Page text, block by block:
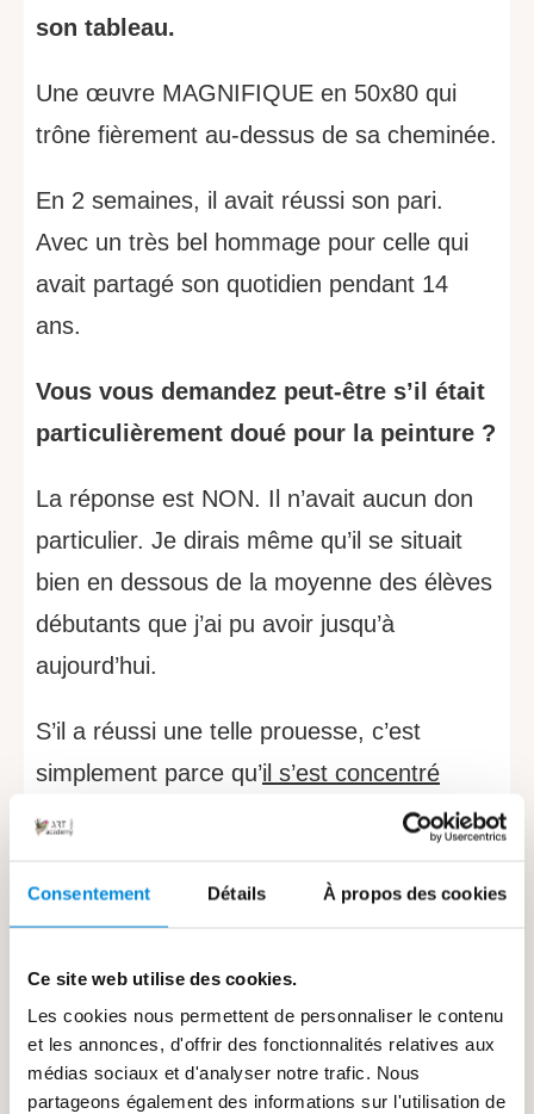
Consentement Détails À propos des cookies
Ce site web utilise des cookies.
Les cookies nous permettent de personnaliser le contenu
et les annonces, d'offrir des fonctionnalités relatives aux
médias sociaux et d'analyser notre trafic. Nous
partageons également des informations sur l'utilisation de
son tableau.
Une œuvre MAGNIFIQUE en 50x80 qui
trône fièrement au-dessus de sa cheminée.
En 2 semaines, il avait réussi son pari.
Avec un très bel hommage pour celle qui
avait partagé son quotidien pendant 14
ans.
Vous vous demandez peut-être s’il était
particulièrement doué pour la peinture ?
La réponse est NON. Il n’avait aucun don
particulier. Je dirais même qu’il se situait
bien en dessous de la moyenne des élèves
débutants que j’ai pu avoir jusqu’à
aujourd’hui.
S’il a réussi une telle prouesse, c’est
simplement parce qu’il s’est concentré
uniquement sur les techniques de peinture
reste. Il a laissé de côté tout ce qui ne lui
uniquement sur les bonnes techniques.
Ces techniques lui ont permis de peindre
sa chienne. Mais il aurait très bien pu